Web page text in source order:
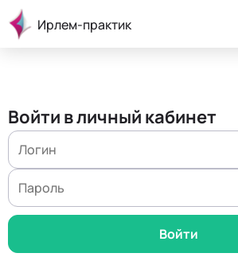
Ирлем-практик
Войти в личный кабинет